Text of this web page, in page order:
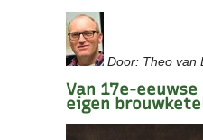
Door: Theo van
Van 17e-
eigen